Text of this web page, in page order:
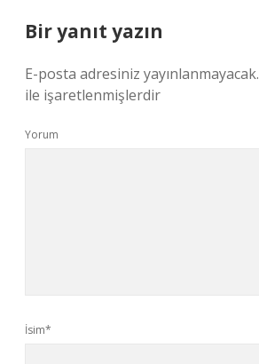
Bir yanıt yazın
E-posta adresiniz yayınlanmayacak.
ile işaretlenmişlerdir
Yorum
İsim*